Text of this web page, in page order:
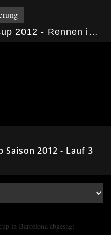
Porsche Mobil 1 Supercup 2012 - Rennen in Barcelona kurzfristig abgesagt
Saison 2012 - Lauf 3